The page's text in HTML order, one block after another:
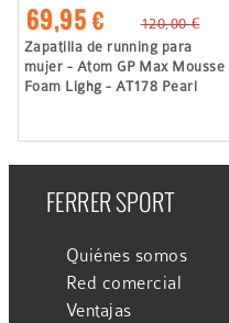
69,95 €
120,00 €
Zapatilla de running para
mujer - Atom GP Max Mousse
Foam Lighg - AT178 Pearl
FERRER SPORT
Quiénes somos
Red comercial
Ventajas